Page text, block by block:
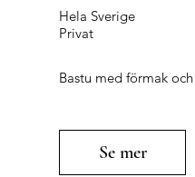
Hela Sverige
Bastu med förmak
Se mer
Privat